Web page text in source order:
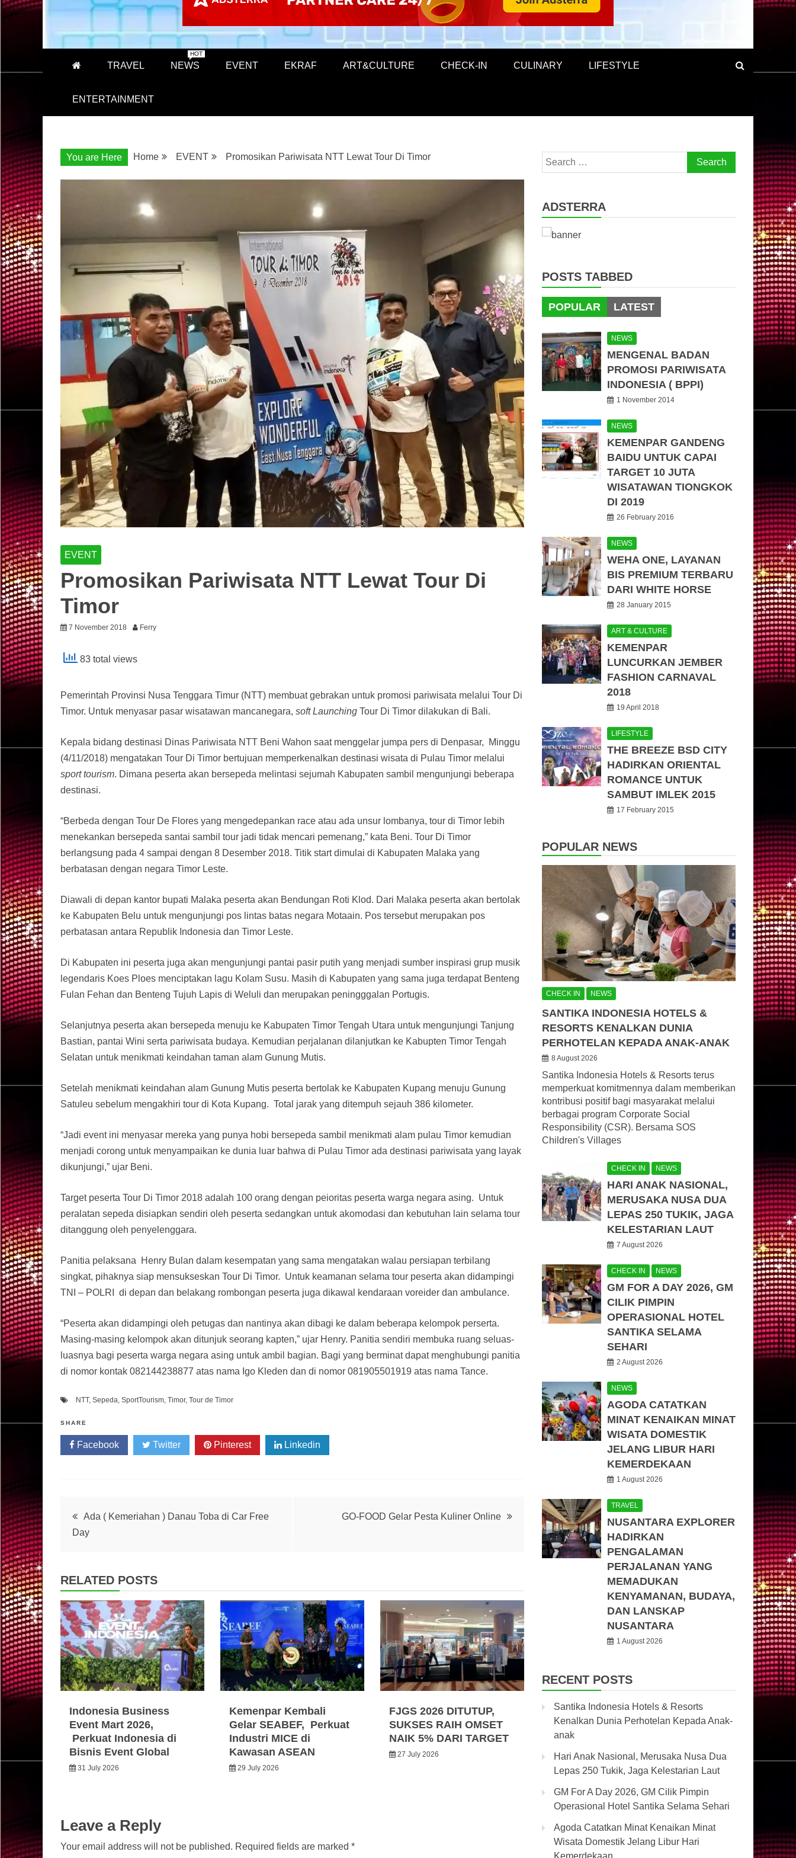
TRAVEL NEWS
HOT
EVENT EKRAF ART&CULTURE CHECK-IN CULINARY LIFESTYLE
ENTERTAINMENT
You are Here Home EVENT Promosikan Pariwisata NTT Lewat Tour Di Timor
EVENT
Promosikan Pariwisata NTT Lewat Tour Di
Timor
7 November 2018 Ferry
83 total views
Pemerintah Provinsi Nusa Tenggara Timur (NTT) membuat gebrakan untuk promosi pariwisata melalui Tour Di
Timor. Untuk menyasar pasar wisatawan mancanegara, soft Launching Tour Di Timor dilakukan di Bali.
Kepala bidang destinasi Dinas Pariwisata NTT Beni Wahon saat menggelar jumpa pers di Denpasar, Minggu
(4/11/2018) mengatakan Tour Di Timor bertujuan memperkenalkan destinasi wisata di Pulau Timor melalui
sport tourism. Dimana peserta akan bersepeda melintasi sejumah Kabupaten sambil mengunjungi beberapa
destinasi.
“Berbeda dengan Tour De Flores yang mengedepankan race atau ada unsur lombanya, tour di Timor lebih
menekankan bersepeda santai sambil tour jadi tidak mencari pemenang,” kata Beni. Tour Di Timor
berlangsung pada 4 sampai dengan 8 Desember 2018. Titik start dimulai di Kabupaten Malaka yang
berbatasan dengan negara Timor Leste.
Diawali di depan kantor bupati Malaka peserta akan Bendungan Roti Klod. Dari Malaka peserta akan bertolak
ke Kabupaten Belu untuk mengunjungi pos lintas batas negara Motaain. Pos tersebut merupakan pos
perbatasan antara Republik Indonesia dan Timor Leste.
Di Kabupaten ini peserta juga akan mengunjungi pantai pasir putih yang menjadi sumber inspirasi grup musik
legendaris Koes Ploes menciptakan lagu Kolam Susu. Masih di Kabupaten yang sama juga terdapat Benteng
Fulan Fehan dan Benteng Tujuh Lapis di Weluli dan merupakan peningggalan Portugis.
Selanjutnya peserta akan bersepeda menuju ke Kabupaten Timor Tengah Utara untuk mengunjungi Tanjung
Bastian, pantai Wini serta pariwisata budaya. Kemudian perjalanan dilanjutkan ke Kabupten Timor Tengah
Selatan untuk menikmati keindahan taman alam Gunung Mutis.
Setelah menikmati keindahan alam Gunung Mutis peserta bertolak ke Kabupaten Kupang menuju Gunung
Satuleu sebelum mengakhiri tour di Kota Kupang. Total jarak yang ditempuh sejauh 386 kilometer.
“Jadi event ini menyasar mereka yang punya hobi bersepeda sambil menikmati alam pulau Timor kemudian
menjadi corong untuk menyampaikan ke dunia luar bahwa di Pulau Timor ada destinasi pariwisata yang layak
dikunjungi,” ujar Beni.
Target peserta Tour Di Timor 2018 adalah 100 orang dengan peioritas peserta warga negara asing. Untuk
peralatan sepeda disiapkan sendiri oleh peserta sedangkan untuk akomodasi dan kebutuhan lain selama tour
ditanggung oleh penyelenggara.
Panitia pelaksana Henry Bulan dalam kesempatan yang sama mengatakan walau persiapan terbilang
singkat, pihaknya siap mensukseskan Tour Di Timor. Untuk keamanan selama tour peserta akan didampingi
TNI – POLRI di depan dan belakang rombongan peserta juga dikawal kendaraan voreider dan ambulance.
“Peserta akan didampingi oleh petugas dan nantinya akan dibagi ke dalam beberapa kelompok perserta.
Masing-masing kelompok akan ditunjuk seorang kapten,” ujar Henry. Panitia sendiri membuka ruang seluas-
luasnya bagi peserta warga negara asing untuk ambil bagian. Bagi yang berminat dapat menghubungi panitia
di nomor kontak 082144238877 atas nama Igo Kleden dan di nomor 081905501919 atas nama Tance.
NTT, Sepeda, SportTourism, Timor, Tour de Timor
SHARE
Facebook Twitter Pinterest Linkedin
Post
navigation
Ada ( Kemeriahan ) Danau Toba di Car Free
Day
GO-FOOD Gelar Pesta Kuliner Online
RELATED POSTS
Indonesia Business
Event Mart 2026,
Perkuat Indonesia di
Bisnis Event Global
31 July 2026
Kemenpar Kembali
Gelar SEABEF, Perkuat
Industri MICE di
Kawasan ASEAN
29 July 2026
FJGS 2026 DITUTUP,
SUKSES RAIH OMSET
NAIK 5% DARI TARGET
27 July 2026
Leave a Reply
Your email address will not be published. Required fields are marked *
Search
for:
ADSTERRA
POSTS TABBED
POPULAR LATEST
NEWS
MENGENAL BADAN
PROMOSI PARIWISATA
INDONESIA ( BPPI)
1 November 2014
NEWS
KEMENPAR GANDENG
BAIDU UNTUK CAPAI
TARGET 10 JUTA
WISATAWAN TIONGKOK
DI 2019
26 February 2016
NEWS
WEHA ONE, LAYANAN
BIS PREMIUM TERBARU
DARI WHITE HORSE
28 January 2015
ART & CULTURE
KEMENPAR
LUNCURKAN JEMBER
FASHION CARNAVAL
2018
19 April 2018
LIFESTYLE
THE BREEZE BSD CITY
HADIRKAN ORIENTAL
ROMANCE UNTUK
SAMBUT IMLEK 2015
17 February 2015
POPULAR NEWS
CHECK IN NEWS
SANTIKA INDONESIA HOTELS &
RESORTS KENALKAN DUNIA
PERHOTELAN KEPADA ANAK-ANAK
8 August 2026
Santika Indonesia Hotels & Resorts terus
memperkuat komitmennya dalam memberikan
kontribusi positif bagi masyarakat melalui
berbagai program Corporate Social
Responsibility (CSR). Bersama SOS
Children's Villages
CHECK IN NEWS
HARI ANAK NASIONAL,
MERUSAKA NUSA DUA
LEPAS 250 TUKIK, JAGA
KELESTARIAN LAUT
7 August 2026
CHECK IN NEWS
GM FOR A DAY 2026, GM
CILIK PIMPIN
OPERASIONAL HOTEL
SANTIKA SELAMA
SEHARI
2 August 2026
NEWS
AGODA CATATKAN
MINAT KENAIKAN MINAT
WISATA DOMESTIK
JELANG LIBUR HARI
KEMERDEKAAN
1 August 2026
TRAVEL
NUSANTARA EXPLORER
HADIRKAN
PENGALAMAN
PERJALANAN YANG
MEMADUKAN
KENYAMANAN, BUDAYA,
DAN LANSKAP
NUSANTARA
1 August 2026
RECENT POSTS
Santika Indonesia Hotels & Resorts
Kenalkan Dunia Perhotelan Kepada Anak-
anak
Hari Anak Nasional, Merusaka Nusa Dua
Lepas 250 Tukik, Jaga Kelestarian Laut
GM For A Day 2026, GM Cilik Pimpin
Operasional Hotel Santika Selama Sehari
Agoda Catatkan Minat Kenaikan Minat
Wisata Domestik Jelang Libur Hari